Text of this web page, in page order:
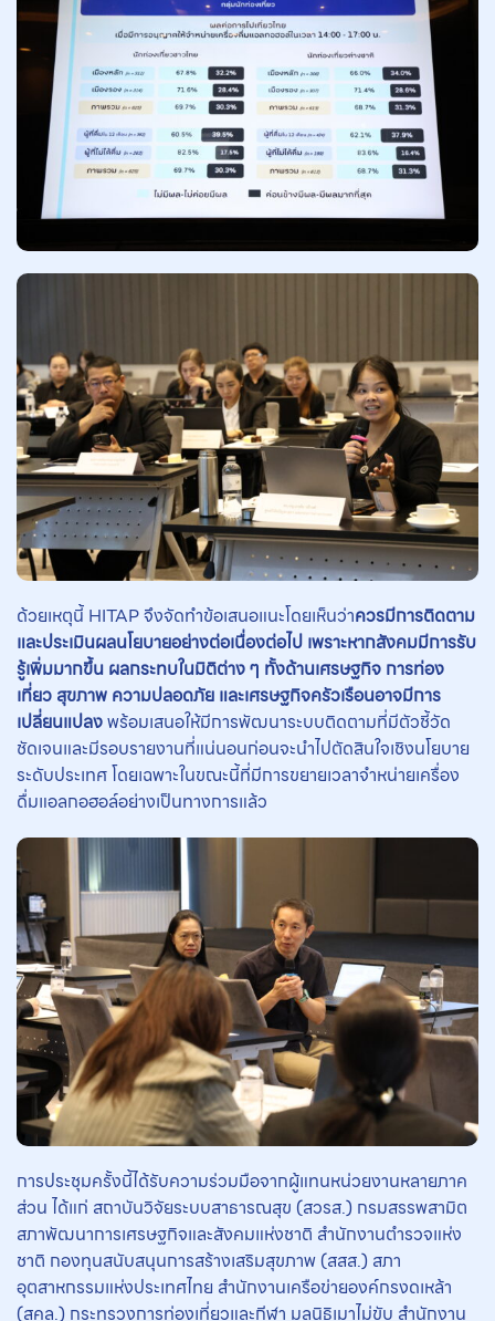
ด้วยเหตุนี้ HITAP จึงจัดทำข้อเสนอแนะโดยเห็นว่าควรมีการติดตาม
และประเมินผลนโยบายอย่างต่อเนื่องต่อไป เพราะหากสังคมมีการรับ
รู้เพิ่มมากขึ้น ผลกระทบในมิติต่าง ๆ ทั้งด้านเศรษฐกิจ การท่อง
เที่ยว สุขภาพ ความปลอดภัย และเศรษฐกิจครัวเรือนอาจมีการ
เปลี่ยนแปลงพร้อมเสนอให้มีการพัฒนาระบบติดตามที่มีตัวชี้วัด
ชัดเจนและมีรอบรายงานที่แน่นอนก่อนจะนำไปตัดสินใจเชิงนโยบาย
ระดับประเทศ โดยเฉพาะในขณะนี้ที่มีการขยายเวลาจำหน่ายเครื่อง
ดื่มแอลกอฮอล์อย่างเป็นทางการแล้ว
การประชุมครั้งนี้ได้รับความร่วมมือจากผู้แทนหน่วยงานหลายภาค
ส่วน ได้แก่ สถาบันวิจัยระบบสาธารณสุข (สวรส.) กรมสรรพสามิต
สภาพัฒนาการเศรษฐกิจและสังคมแห่งชาติ สำนักงานตำรวจแห่ง
ชาติ กองทุนสนับสนุนการสร้างเสริมสุขภาพ (สสส.) สภา
อุตสาหกรรมแห่งประเทศไทย สำนักงานเครือข่ายองค์กรงดเหล้า
(สคล.) กระทรวงการท่องเที่ยวและกีฬา มูลนิธิเมาไม่ขับ สำนักงาน